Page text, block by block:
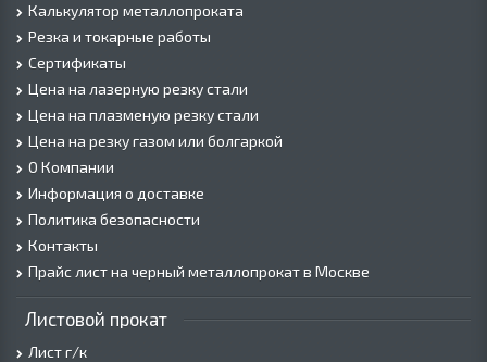
Калькулятор металлопроката
Резка и токарные работы
Сертификаты
Цена на лазерную резку стали
Цена на плазменую резку стали
Цена на резку газом или болгаркой
О Компании
Информация о доставке
Политика безопасности
Контакты
Прайс лист на черный металлопрокат в Москве
Листовой прокат
Лист г/к